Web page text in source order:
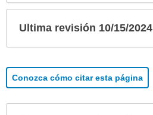
Ultima revisión 10/15/2024
Conozca cómo citar esta página